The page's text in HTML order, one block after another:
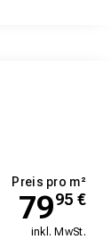
Preis pro m²
7995 €
inkl. MwSt.